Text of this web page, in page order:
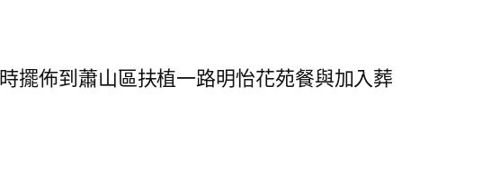
佈到蕭山區扶植一路明怡花苑餐與加入葬